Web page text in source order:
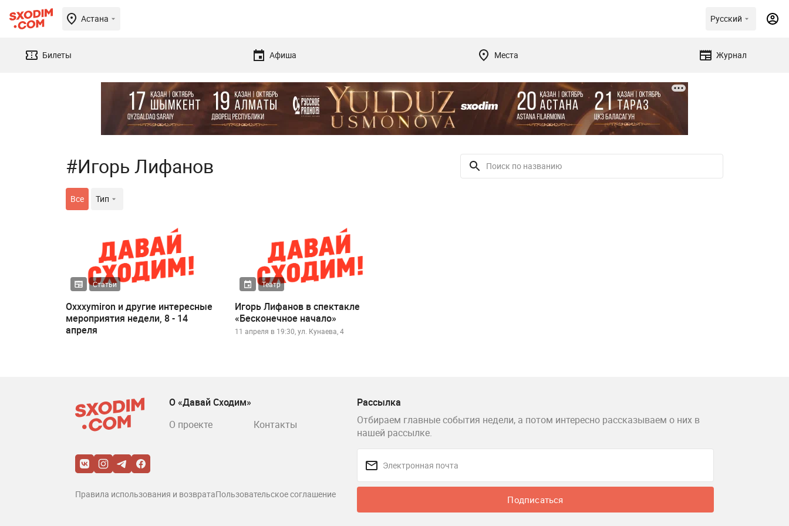
Астана Русский
Билеты Афиша Места Журнал
#Игорь Лифанов
Все Тип
Статьи
Oxxxymiron и другие интересные
мероприятия недели, 8 - 14
апреля
Театр
Игорь Лифанов в спектакле
«Бесконечное начало»
11 апреля в 19:30, ул. Кунаева, 4
Рассылка
Отбираем главные события недели, а потом интересно рассказываем о них в
нашей рассылке.
Подписаться
О «Давай Сходим»
О проекте
Контакты
Правила использования и возвратаПользовательское соглашение